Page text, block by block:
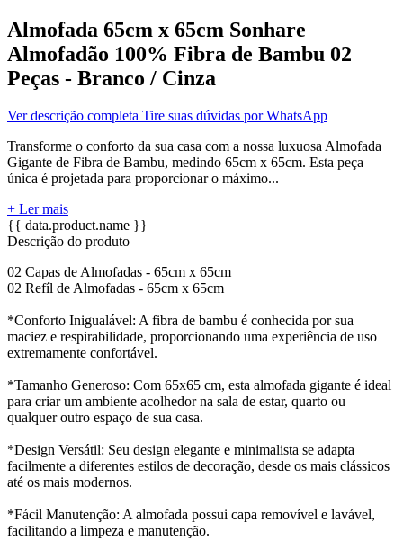
Almofada 65cm x 65cm Sonhare
Almofadão 100% Fibra de Bambu 02
Peças - Branco / Cinza
Ver descrição completa Tire suas dúvidas por WhatsApp
Transforme o conforto da sua casa com a nossa luxuosa Almofada
Gigante de Fibra de Bambu, medindo 65cm x 65cm. Esta peça
única é projetada para proporcionar o máximo...
+ Ler mais
{{ data.product.name }}
Descrição do produto
02 Capas de Almofadas - 65cm x 65cm
02 Refíl de Almofadas - 65cm x 65cm
*Conforto Inigualável: A fibra de bambu é conhecida por sua
maciez e respirabilidade, proporcionando uma experiência de uso
extremamente confortável.
*Tamanho Generoso: Com 65x65 cm, esta almofada gigante é ideal
para criar um ambiente acolhedor na sala de estar, quarto ou
qualquer outro espaço de sua casa.
*Design Versátil: Seu design elegante e minimalista se adapta
facilmente a diferentes estilos de decoração, desde os mais clássicos
até os mais modernos.
*Fácil Manutenção: A almofada possui capa removível e lavável,
facilitando a limpeza e manutenção.